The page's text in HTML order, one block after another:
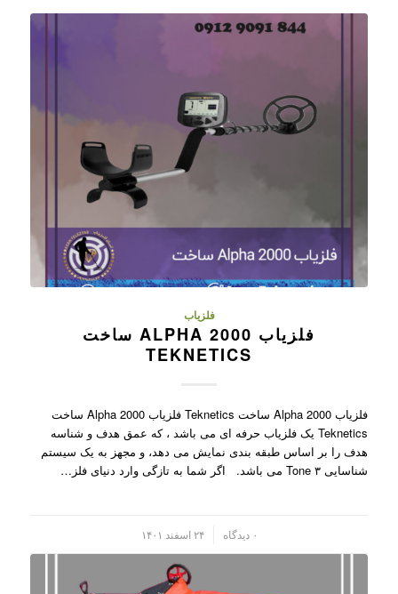
فلزیاب
فلزیاب ALPHA 2000 ساخت
TEKNETICS
فلزیاب Alpha 2000 ساخت Teknetics فلزیاب Alpha 2000 ساخت
Teknetics یک فلزیاب حرفه ای می باشد ، که عمق هدف و شناسه
هدف را بر اساس طبقه بندی نمایش می دهد، و مجهز به یک سیستم
شناسایی ۳ Tone می باشد. اگر شما به تازگی وارد دنیای فلز…
۰ دیدگاه ۲۴ اسفند ۱۴۰۱